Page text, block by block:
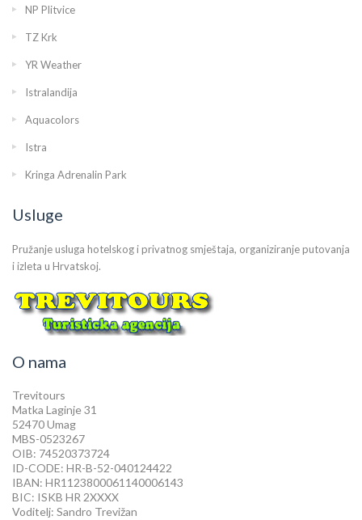
NP Plitvice
TZ Krk
YR Weather
Istralandija
Aquacolors
Istra
Kringa Adrenalin Park
Usluge
Pružanje usluga hotelskog i privatnog smještaja, organiziranje putovanja
i izleta u Hrvatskoj.
O nama
Trevitours
Matka Laginje 31
52470 Umag
MBS-0523267
OIB: 74520373724
ID-CODE: HR-B-52-040124422
IBAN: HR1123800061140006143
BIC: ISKB HR 2XXXX
Voditelj: Sandro Trevižan